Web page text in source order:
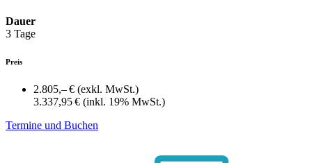
Dauer
3 Tage
Preis
2.805,– € (exkl. MwSt.)
3.337,95 € (inkl. 19% MwSt.)
Termine und Buchen